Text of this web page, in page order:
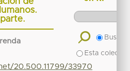
20.500.11799/33970
Buscar
Esta